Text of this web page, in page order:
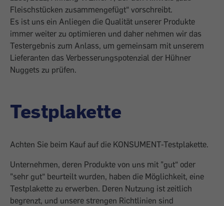
Fleischstücken zusammengefügt“ vorschreibt.
Es ist uns ein Anliegen die Qualität unserer Produkte
immer weiter zu optimieren und daher nehmen wir das
Testergebnis zum Anlass, um gemeinsam mit unserem
Lieferanten das Verbesserungspotenzial der Hühner
Nuggets zu prüfen.
Testplakette
Achten Sie beim Kauf auf die KONSUMENT-Testplakette.
Unternehmen, deren Produkte von uns mit "gut“ oder
"sehr gut“ beurteilt wurden, haben die Möglichkeit, eine
Testplakette zu erwerben. Deren Nutzung ist zeitlich
begrenzt, und unsere strengen Richtlinien sind